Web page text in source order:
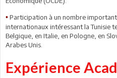
• Participation à un nombre
internationaux intéressant la Tunisie
Belgique, en Italie, en Pologne, en
Arabes Unis.
Expérience